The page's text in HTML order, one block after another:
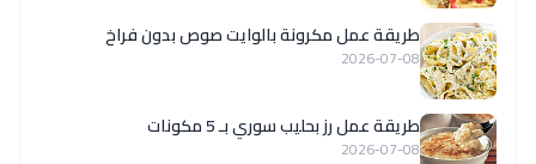
طريقة عمل مكرونة بالوايت صوص بدون فراخ
2026-07-08
طريقة عمل رز بحليب سوري بـ 5 مكونات
2026-07-08